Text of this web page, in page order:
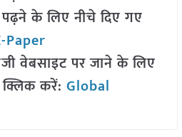
के लिए नीचे दिए गए
Paper
वेबसाइट पर जाने के लिए
करें: Global